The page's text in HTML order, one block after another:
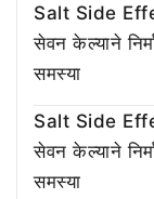
Salt Side
सेवन केल्याने
समस्या
Salt Side
सेवन केल्याने
समस्या